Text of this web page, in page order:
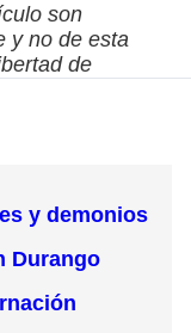
son
y no de esta
de
y demonios
Durango